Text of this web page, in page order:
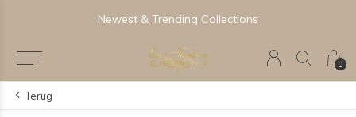
0
Newest & Trending Collections
Terug